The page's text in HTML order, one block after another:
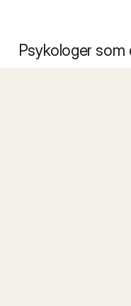
Psykologer som